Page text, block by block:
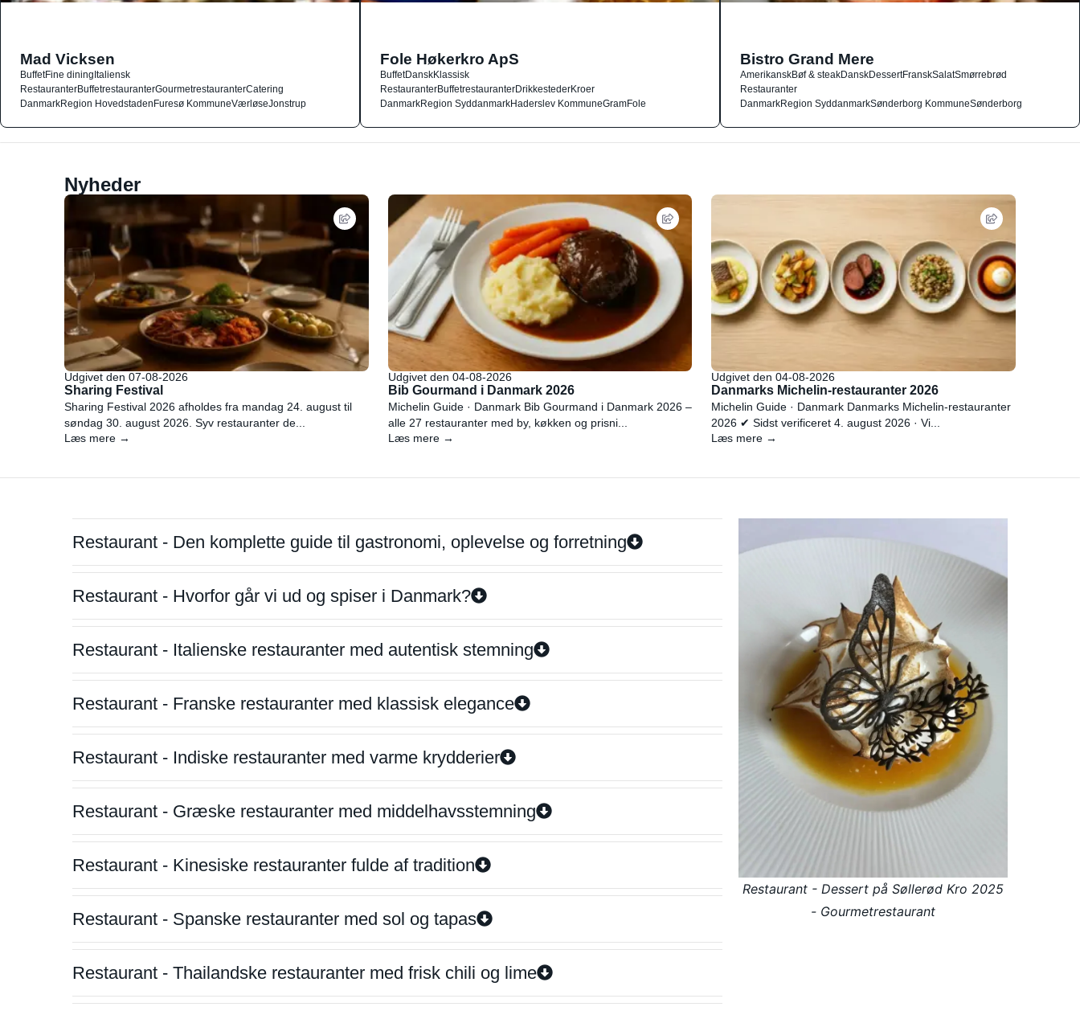
Mad Vicksen
BuffetFine diningItaliensk
RestauranterBuffetrestauranterGourmetrestauranterCatering
DanmarkRegion HovedstadenFuresø KommuneVærløseJonstrup
Fole Høkerkro ApS
BuffetDanskKlassisk
RestauranterBuffetrestauranterDrikkestederKroer
DanmarkRegion SyddanmarkHaderslev KommuneGramFole
Bistro Grand Mere
AmerikanskBøf & steakDanskDessertFranskSalatSmørrebrød
Restauranter
DanmarkRegion SyddanmarkSønderborg KommuneSønderborg
Nyheder
Udgivet den 07-08-2026
Sharing Festival
Sharing Festival 2026 afholdes fra mandag 24. august til
søndag 30. august 2026. Syv restauranter de...
Læs mere →
Udgivet den 04-08-2026
Bib Gourmand i Danmark 2026
Michelin Guide · Danmark Bib Gourmand i Danmark 2026 –
alle 27 restauranter med by, køkken og prisni...
Læs mere →
Udgivet den 04-08-2026
Danmarks Michelin-restauranter 2026
Michelin Guide · Danmark Danmarks Michelin-restauranter
2026 ✔ Sidst verificeret 4. august 2026 · Vi...
Læs mere →
Restaurant - Den komplette guide til gastronomi, oplevelse og forretning
Restaurant - Hvorfor går vi ud og spiser i Danmark?
Restaurant - Italienske restauranter med autentisk stemning
Restaurant - Franske restauranter med klassisk elegance
Restaurant - Indiske restauranter med varme krydderier
Restaurant - Græske restauranter med middelhavsstemning
Restaurant - Kinesiske restauranter fulde af tradition
Restaurant - Spanske restauranter med sol og tapas
Restaurant - Thailandske restauranter med frisk chili og lime
Restaurant - Dessert på Søllerød Kro 2025
- Gourmetrestaurant